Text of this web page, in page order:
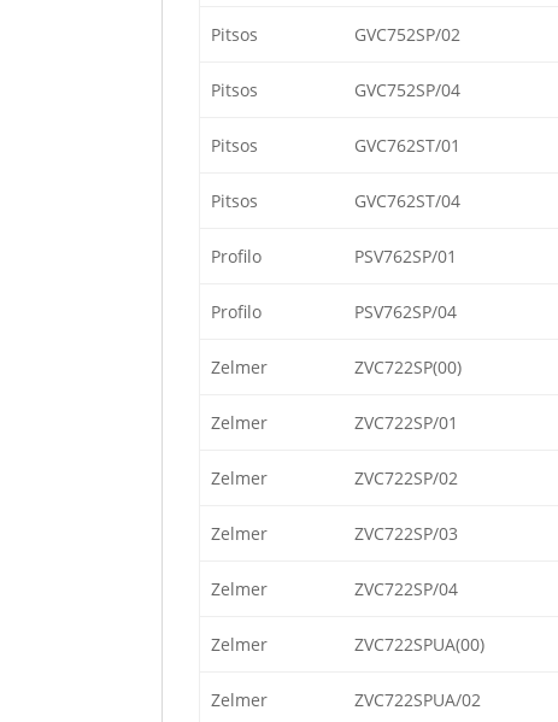
Pitsos GVC752SP/02
Pitsos GVC752SP/04
Pitsos GVC762ST/01
Pitsos GVC762ST/04
Profilo PSV762SP/01
Profilo PSV762SP/04
Zelmer ZVC722SP(00)
Zelmer ZVC722SP/01
Zelmer ZVC722SP/02
Zelmer ZVC722SP/03
Zelmer ZVC722SP/04
Zelmer ZVC722SPUA(00)
Zelmer ZVC722SPUA/02